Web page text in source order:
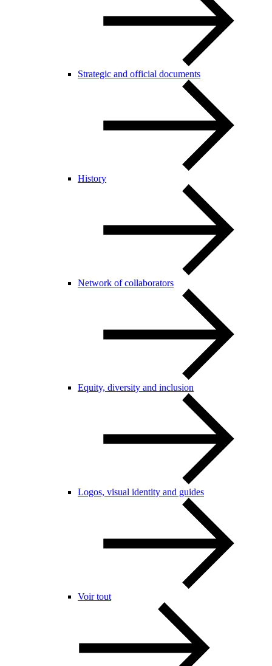
Strategic and official documents
History
Network of collaborators
Equity, diversity and inclusion
Logos, visual identity and guides
Voir tout